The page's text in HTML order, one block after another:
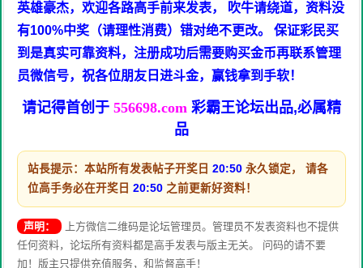
英雄豪杰，欢迎各路高手前来发表， 吹牛请绕道，资料没
有100%中奖（请理性消费）错对绝不更改。 保证彩民买
到是真实可靠资料，注册成功后需要购买金币再联系管理
员微信号，祝各位朋友日进斗金，赢钱拿到手软！
请记得首创于 556698.com 彩霸王论坛出品,必属精
品
站長提示：本站所有发表帖子开奖日 20:50 永久锁定， 请各
位高手务必在开奖日 20:50 之前更新好资料！
声明：
上方微信二维码是论坛管理员。管理员不发表资料也不提供
任何资料，论坛所有资料都是高手发表与版主无关。 问码的请不要
加！版主只提供充值服务，和监督高手！